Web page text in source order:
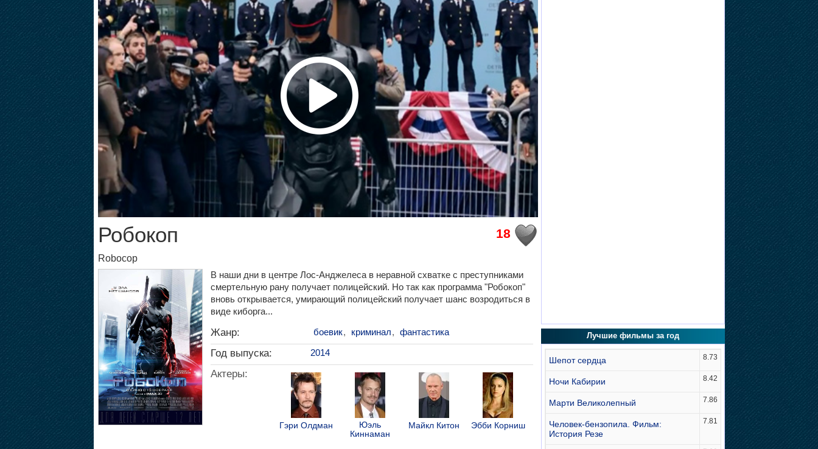
18
Робокоп
Robocop
В наши дни в центре Лос-Анджелеса в неравной схватке с преступниками
смертельную рану получает полицейский. Но так как программа "Робокоп"
вновь открывается, умирающий полицейский получает шанс возродиться в
виде киборга...
Жанр: боевик, криминал, фантастика
Год выпуска: 2014
Актеры:
Гэри Олдман
Юэль
Киннаман
Майкл Китон Эбби Корниш
Лучшие фильмы за год
Шепот сердца 8.73
Ночи Кабирии 8.42
Марти Великолепный 7.86
Человек-бензопила. Фильм:
История Резе
7.81